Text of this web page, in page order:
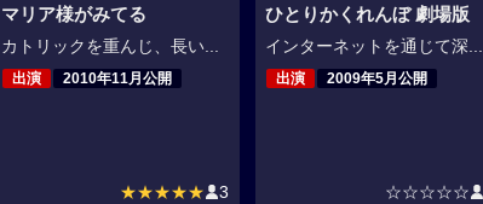
マリア様がみてる
カトリックを重んじ、長い...
出演 2010年11月公開
★★★★★ 3
ひとりかくれんぼ 劇場版
インターネットを通じて深...
出演 2009年5月公開
☆☆☆☆☆